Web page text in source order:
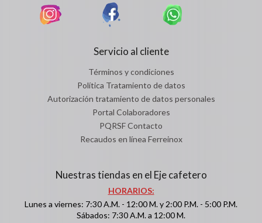
Servicio al cliente
Términos y condiciones
Política Tratamiento de datos
Autorización tratamiento de datos personales
Portal Colaboradores
PQRSF Contacto
Recaudos en línea Ferreinox
Nuestras tiendas en el Eje cafetero
HORARIOS:
Lunes a viernes: 7:30 A.M. - 12:00 M. y 2:00 P.M. - 5:00 P.M.
Sábados: 7:30 A.M. a 12:00 M.